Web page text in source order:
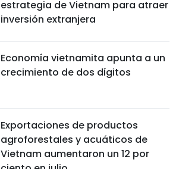
estrategia de Vietnam para atraer
inversión extranjera
Economía vietnamita apunta a un
crecimiento de dos dígitos
Exportaciones de productos
agroforestales y acuáticos de
Vietnam aumentaron un 12 por